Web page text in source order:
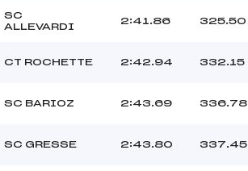
SC
ALLEVARDI
2:41.86 325.50
CT ROCHETTE 2:42.94 332.15
SC BARIOZ 2:43.69 336.78
SC GRESSE 2:43.80 337.45